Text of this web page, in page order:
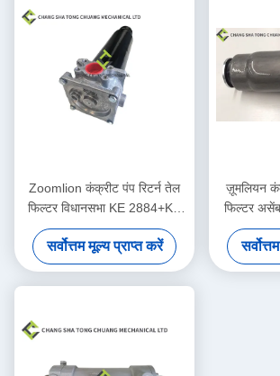
Zoomlion कंक्रीट पंप रिटर्न तेल
फिल्टर विधानसभा KE 2884+KE
2883 1010600428
सर्वोत्तम मूल्य प्राप्त करें
ज़ूमलियन
फिल्टर
मूल